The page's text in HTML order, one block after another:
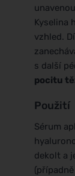
Kyselina
vzhled.
s další
pocitu
Použití
Sérum
dekolt a